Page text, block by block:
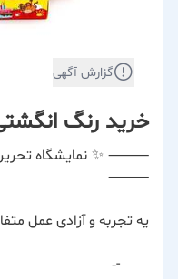
گزارش آگهی
خرید رنگ انگشتی
⸻ ✨ نمایشگاه تحریر
⸻
یه تجربه و آزادی عمل
‐—————————–